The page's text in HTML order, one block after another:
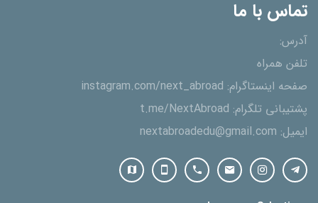
تماس با ما
آدرس:
تلفن همراه
صفحه اینستاگرام: instagram.com/next_abroad
پشتیبانی تلگرام: t.me/NextAbroad
ایمیل: nextabroadedu@gmail.com